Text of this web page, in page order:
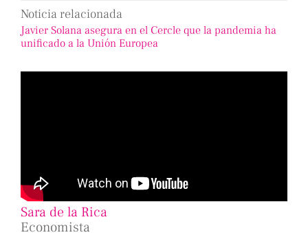
Noticia relacionada
Javier Solana asegura en el Cercle que la pandemia ha
unificado a la Unión Europea
Sara de la Rica
Economista